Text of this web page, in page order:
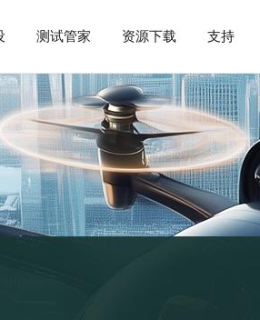
测试管家 资源下载 支持
系统
系列双模多路切换开关
系列双模多路切换开关
RSP26xxKF 射频开关系统
行器 具身智能机器人
测试管家服务
服务流程
增强版服务内容
应用&驱动软件 应用